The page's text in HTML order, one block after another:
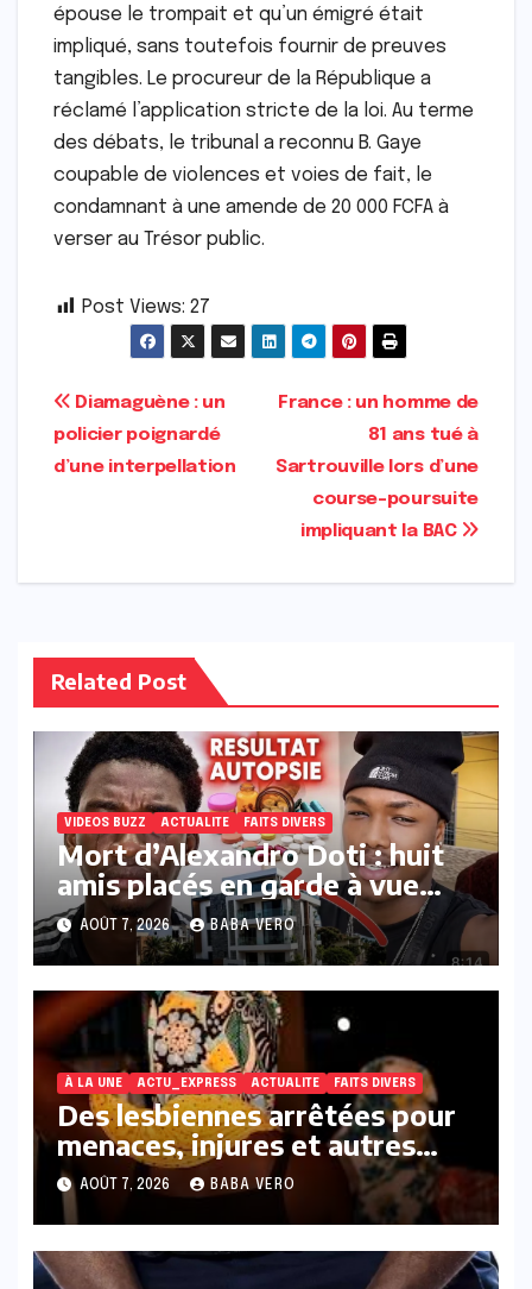
épouse le trompait et qu’un émigré était
impliqué, sans toutefois fournir de preuves
tangibles. Le procureur de la République a
réclamé l’application stricte de la loi. Au terme
des débats, le tribunal a reconnu B. Gaye
coupable de violences et voies de fait, le
condamnant à une amende de 20 000 FCFA à
verser au Trésor public.
Post Views: 27
Navigation
de
France : un homme de
81 ans tué à
Sartrouville lors d’une
course-poursuite
impliquant la BAC
Diamaguène : un
policier poignardé
d’une interpellation
Related Post
VIDEOS BUZZ ACTUALITE FAITS DIVERS
Mort d’Alexandro Doti : huit
amis placés en garde à vue
dans le cadre des
investigations
AOÛT 7, 2026 BABA VERO
À LA UNE ACTU_EXPRESS ACTUALITE FAITS DIVERS
Des lesbiennes arrêtées pour
menaces, injures et autres
infractions présumées
AOÛT 7, 2026 BABA VERO